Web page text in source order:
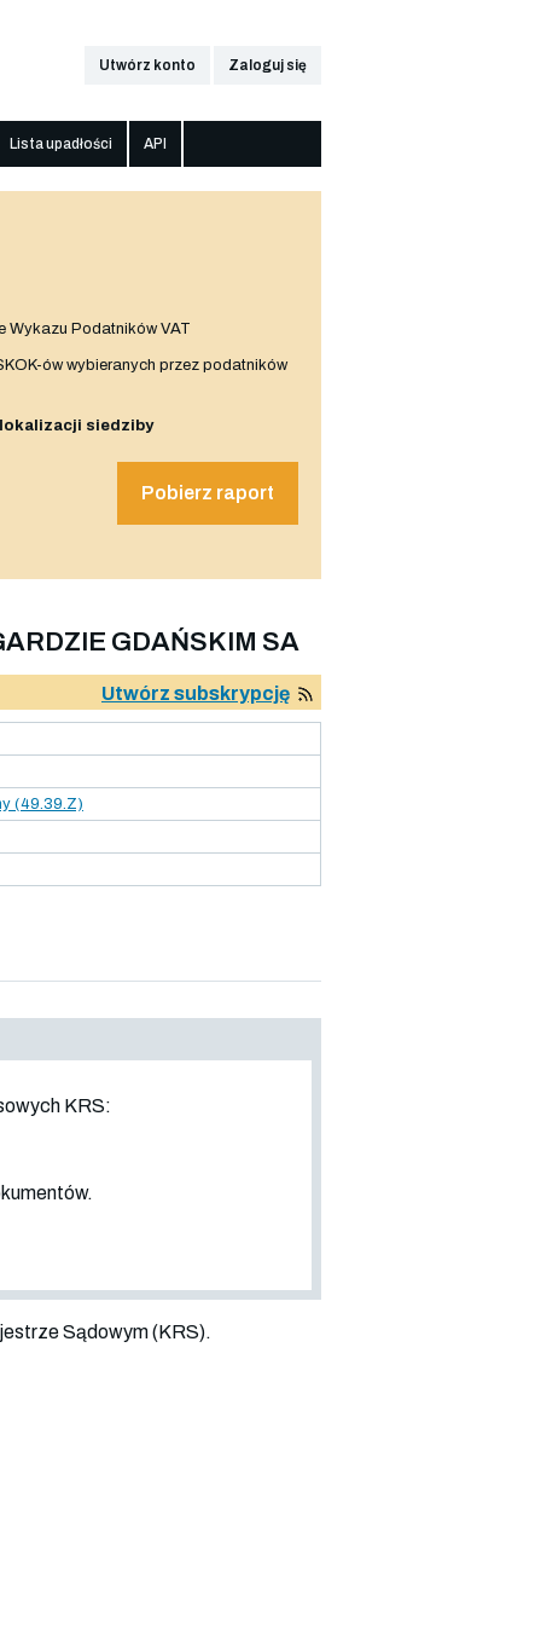
Utwórz konto Zaloguj się
Lista upadłości API
Wykazu Podatników VAT
ów wybieranych przez podatników
lokalizacji siedziby
Pobierz raport
GDAŃSKIM SA
Utwórz subskrypcję
(49.39.Z)
KRS:
Sądowym (KRS).